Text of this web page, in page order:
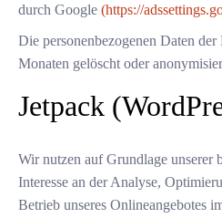
durch Google (https://
Die personenbezogenen Daten
Monaten gelöscht oder
Jetpack
Wir nutzen auf Grundlage unserer
Interesse an der Analyse,
Betrieb unseres Onlineangebotes